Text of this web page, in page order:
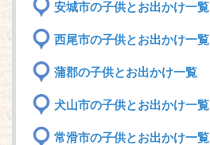
安城市の子供とお出かけ一覧
西尾市の子供とお出かけ一覧
蒲郡の子供とお出かけ一覧
犬山市の子供とお出かけ一覧
常滑市の子供とお出かけ一覧